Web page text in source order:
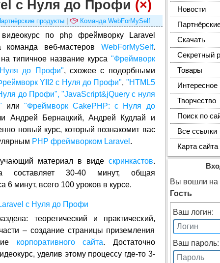
с Нуля до Профи (×)
продукты| Команда WebForMySelf
по php фреймворку Laravel
команда веб-мастеров WebForMySelf.
типичное название курса "Фреймворк
до Профи", схожее с подорбными
YII2 с Нуля до Профи", "HTML5
до Профи", "JavaScript&jQuery с нуля
или "Фреймворк CakePHP: с Нуля до
Андрей Бернацкий, Андрей Кудлай и
новый курс, который познакомит вас
PHP фреймворком Laravel .
материал в виде скринкастов.
составляет 30-40 минут, общая
6 минут, всего 100 уроков в курсе.
теоретический и практический,
– создание страницы приземления
корпоративного сайта. Достаточно
уделив этому процессу где-то 3-
Новости
Скачать
Секретный
Товары
Интересное
Творчество
Поиск по
Все ссылки
Карта сайта
Вы вошли на
Гость
Ваш логин:
Ваш пароль: